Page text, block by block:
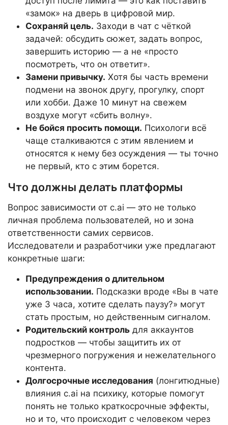
«замок» на дверь в цифровой мир.
Сохраняй цель. Заходи в чат с чёткой
задачей: обсудить сюжет, задать вопрос,
завершить историю — а не «просто
посмотреть, что он ответит».
Замени привычку. Хотя бы часть времени
подмени на звонок другу, прогулку, спорт
или хобби. Даже 10 минут на свежем
воздухе могут «сбить волну».
Не бойся просить помощи. Психологи всё
чаще сталкиваются с этим явлением и
относятся к нему без осуждения — ты точно
не первый, кто с этим борется.
Что должны делать платформы
Вопрос зависимости от c.ai — это не только
личная проблема пользователей, но и зона
ответственности самих сервисов.
Исследователи и разработчики уже предлагают
конкретные шаги:
Предупреждения о длительном
использовании. Подсказки вроде «Вы в чате
уже 3 часа, хотите сделать паузу?» могут
стать простым, но действенным сигналом.
Родительский контроль для аккаунтов
подростков — чтобы защитить их от
чрезмерного погружения и нежелательного
контента.
Долгосрочные исследования (лонгитюдные)
влияния c.ai на психику, которые помогут
понять не только краткосрочные эффекты,
но и то, что происходит с человеком через